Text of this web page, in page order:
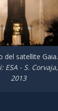
del satellite Gaia.
ESA - S. Corvaja,
2013